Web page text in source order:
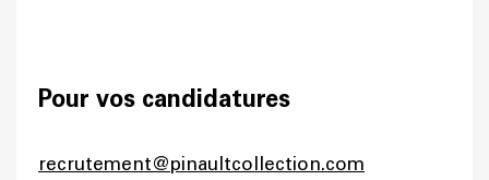
Pour vos candidatures
recrutement@pinaultcollection.com